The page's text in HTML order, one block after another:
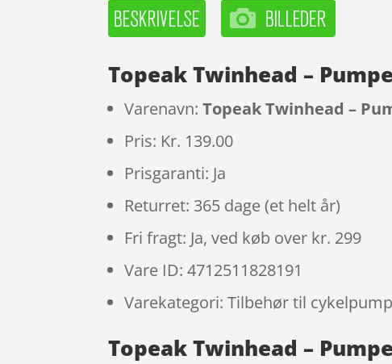
Topeak Twinhead –
Varenavn:Topeak Twinhead –
Pris: Kr. 139.00
Prisgaranti: Ja
Returret: 365 dage (et helt år)
Fri fragt: Ja, ved køb over kr. 299
Vare ID: 4712511828191
Varekategori: Tilbehør til
Topeak Twinhead –